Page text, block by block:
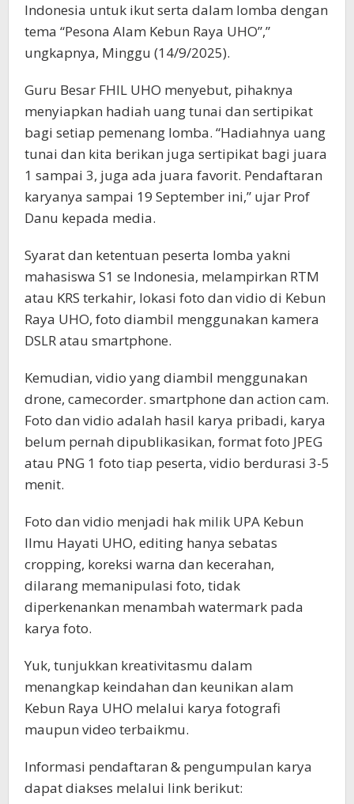
Indonesia untuk ikut serta dalam lomba dengan
tema “Pesona Alam Kebun Raya UHO”,”
ungkapnya, Minggu (14/9/2025).
Guru Besar FHIL UHO menyebut, pihaknya
menyiapkan hadiah uang tunai dan sertipikat
bagi setiap pemenang lomba. “Hadiahnya uang
tunai dan kita berikan juga sertipikat bagi juara
1 sampai 3, juga ada juara favorit. Pendaftaran
karyanya sampai 19 September ini,” ujar Prof
Danu kepada media.
Syarat dan ketentuan peserta lomba yakni
mahasiswa S1 se Indonesia, melampirkan RTM
atau KRS terkahir, lokasi foto dan vidio di Kebun
Raya UHO, foto diambil menggunakan kamera
DSLR atau smartphone.
Kemudian, vidio yang diambil menggunakan
drone, camecorder. smartphone dan action cam.
Foto dan vidio adalah hasil karya pribadi, karya
belum pernah dipublikasikan, format foto JPEG
atau PNG 1 foto tiap peserta, vidio berdurasi 3-5
menit.
Foto dan vidio menjadi hak milik UPA Kebun
Ilmu Hayati UHO, editing hanya sebatas
cropping, koreksi warna dan kecerahan,
dilarang memanipulasi foto, tidak
diperkenankan menambah watermark pada
karya foto.
Yuk, tunjukkan kreativitasmu dalam
menangkap keindahan dan keunikan alam
Kebun Raya UHO melalui karya fotografi
maupun video terbaikmu.
Informasi pendaftaran & pengumpulan karya
dapat diakses melalui link berikut: